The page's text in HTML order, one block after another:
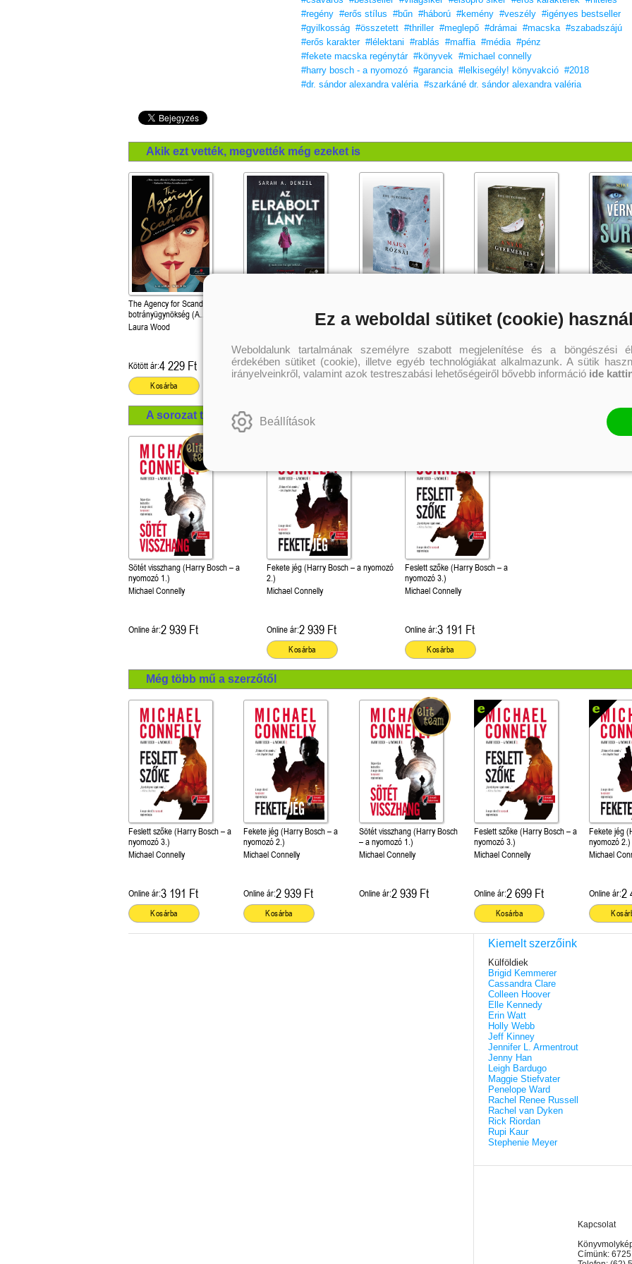
#regény #erős stílus #bűn #háború #kemény #veszély #igényes bestseller
#gyilkosság #összetett #thriller #meglepő #drámai #macska #szabadszájú
#erős karakter #lélektani #rablás #maffia #média #pénz
#fekete macska regénytár #könyvek #michael connelly
#harry bosch - a nyomozó #garancia #lelkisegély! könyvakció #2018
#dr. sándor alexandra valéria #szarkáné dr. sándor alexandra valéria
Akik ezt vették, megvették még ezeket is
The Agency for Scandal - A
botrányügynökség (A
botrányügynökség 1.)
Laura Wood
Kötött ár:4 229 Ft
Kosárba
Kötött ár:4 499 Ft
Különleges éldekorált kiadás!
Dot Hutchison
Online ár:5 543 Ft
Különleges éldekorált kiadás!
Dot Hutchison
Online ár:5 543 Ft
3.)
Mike Omer
Online ár:5
A sorozat további termékei
Sötét visszhang (Harry Bosch – a
nyomozó 1.)
Michael Connelly
Online ár:2 939 Ft
Fekete jég (Harry Bosch – a nyomozó
2.)
Michael Connelly
Online ár:2 939 Ft
Kosárba
Feslett szőke (Harry Bosch – a
nyomozó 3.)
Michael Connelly
Online ár:3 191 Ft
Kosárba
Még több mű a szerzőtől
Feslett szőke (Harry Bosch – a
nyomozó 3.)
Michael Connelly
Online ár:3 191 Ft
Kosárba
Fekete jég (Harry Bosch – a
nyomozó 2.)
Michael Connelly
Online ár:2 939 Ft
Kosárba
Sötét visszhang (Harry Bosch
– a nyomozó 1.)
Michael Connelly
Online ár:2 939 Ft
Feslett szőke (Harry Bosch – a
nyomozó 3.)
Michael Connelly
Online ár:2 699 Ft
Kosárba
Fekete jég
nyomozó 2.)
Michael
Online ár:2
Kiemelt szerzőink
Külföldiek
Brigid Kemmerer
Cassandra Clare
Colleen Hoover
Elle Kennedy
Erin Watt
Holly Webb
Jeff Kinney
Jennifer L. Armentrout
Jenny Han
Leigh Bardugo
Maggie Stiefvater
Penelope Ward
Rachel Renee Russell
Rachel van Dyken
Rick Riordan
Rupi Kaur
Stephenie Meyer
Kapcsolat
Címünk:
Ez a weboldal sütiket (cookie) használ
Weboldalunk tartalmának személyre szabott megjelenítése és a böngészési
érdekében sütiket (cookie), illetve egyéb technológiákat alkalmazunk. A sütik
irányelveinkről, valamint azok testreszabási lehetőségeiről bővebb információ ide
Beállítások